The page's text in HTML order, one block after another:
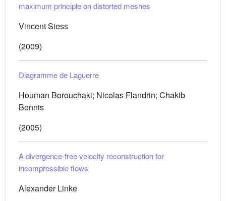
maximum principle on distorted meshes
Vincent Siess
(2009)
Diagramme de Laguerre
Houman Borouchaki; Nicolas Flandrin; Chakib
Bennis
(2005)
A divergence-free velocity reconstruction for
incompressible flows
Alexander Linke